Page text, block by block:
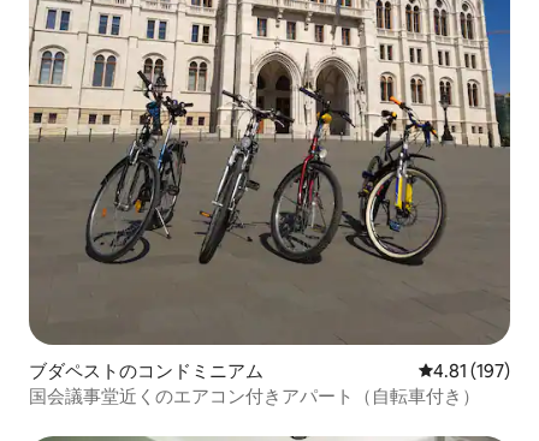
ブダペストのコンドミニアム レビュー197
4.81 (197)
国会議事堂近くのエアコン付きアパート（自転車付き）